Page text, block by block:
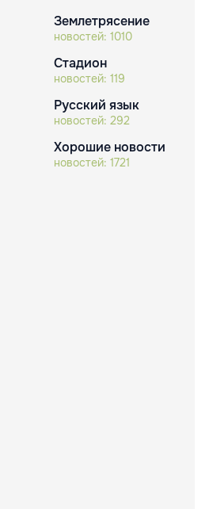
Землетрясение
новостей: 1010
Стадион
новостей: 119
Русский язык
новостей: 292
Хорошие новости
новостей: 1721